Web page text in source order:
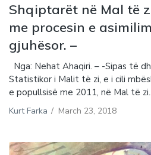
Shqiptarët në Mal të
me procesin e
gjuhësor. –
Nga: Nehat Ahaqiri. – -Sipas të
Statistikor i Malit të zi, e i cili
e popullsisë me 2011, në Mal të
Kurt Farka / March 23, 2018